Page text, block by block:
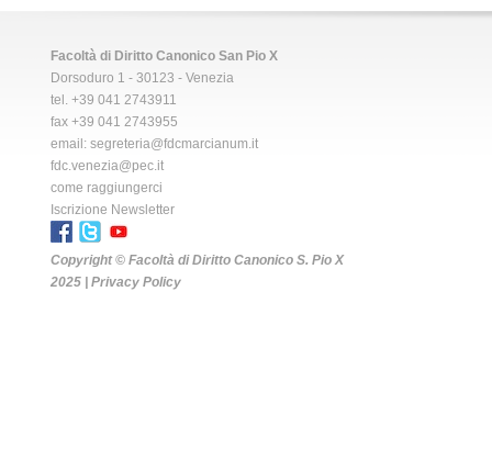
Facoltà di Diritto Canonico San Pio X
Dorsoduro 1 - 30123 - Venezia
tel. +39 041 2743911
fax +39 041 2743955
email: segreteria@fdcmarcianum.it
fdc.venezia@pec.it
come raggiungerci
Iscrizione Newsletter
Copyright © Facoltà di Diritto Canonico S. Pio X
2025 | Privacy Policy